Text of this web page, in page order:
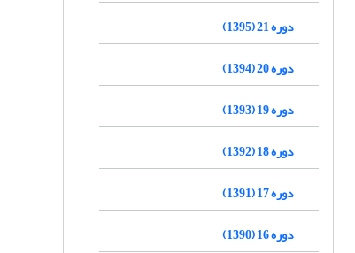
دوره 21 (1395)
دوره 20 (1394)
دوره 19 (1393)
دوره 18 (1392)
دوره 17 (1391)
دوره 16 (1390)